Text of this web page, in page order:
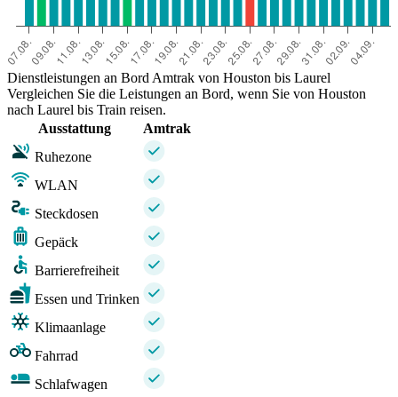
Dienstleistungen an Bord Amtrak von Houston bis Laurel
Vergleichen Sie die Leistungen an Bord, wenn Sie von Houston
nach Laurel bis Train reisen.
Ausstattung
Amtrak
Ruhezone
WLAN
Steckdosen
Gepäck
Barrierefreiheit
Essen und Trinken
Klimaanlage
Fahrrad
Schlafwagen